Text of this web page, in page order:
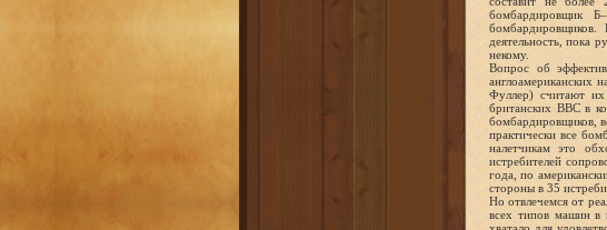
бомбардировщик
деятельность, пока
некому.
Вопрос об
англоамериканских
Фуллер) считают их
британских ВВС в
бомбардировщиков,
практически все
налетчикам это
истребителей
года, по
стороны в 35
Но отвлечемся от
всех типов машин в